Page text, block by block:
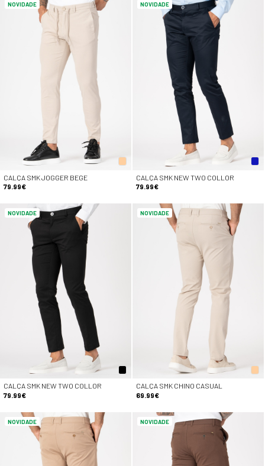
NOVIDADE
CALÇA SMK JOGGER BEGE
79.99€
NOVIDADE
CALÇA SMK NEW TWO COLLOR
79.99€
NOVIDADE
CALÇA SMK NEW TWO COLLOR
79.99€
NOVIDADE
CALÇA SMK CHINO CASUAL
69.99€
NOVIDADE NOVIDADE